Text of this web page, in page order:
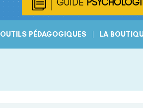
OUTILS PÉDAGOGIQUES LA